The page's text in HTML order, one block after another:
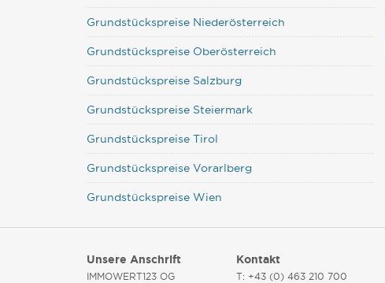
Grundstückspreise Niederösterreich
Grundstückspreise Oberösterreich
Grundstückspreise Salzburg
Grundstückspreise Steiermark
Grundstückspreise Tirol
Grundstückspreise Vorarlberg
Grundstückspreise Wien
Unsere Anschrift
IMMOWERT123 OG
Kontakt
T: +43 (0) 463 210 700